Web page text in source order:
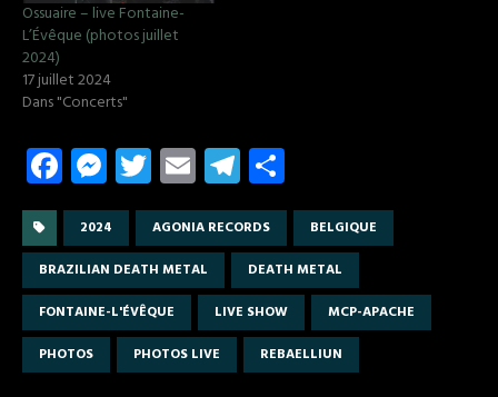
Ossuaire – live Fontaine-
L’Évêque (photos juillet
2024)
17 juillet 2024
Dans "Concerts"
Fa
ce
b
o
o
k
M
es
se
n
g
er
T
w
it
te
r
E
m
ail
T
el
e
gr
a
m
ar
ta
g
er
2024 AGONIA RECORDS
BELGIQUE
BRAZILIAN DEATH METAL
DEATH METAL
FONTAINE-L'ÉVÊQUE
LIVE SHOW
MCP-APACHE
PHOTOS
PHOTOS LIVE REBAELLIUN